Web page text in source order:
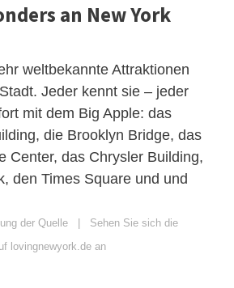
an New York
weltbekannte Attraktionen
Jeder kennt sie – jeder
mit dem Big Apple: das
die Brooklyn Bridge, das
Center, das Chrysler Building,
den Times Square und und
der Quelle | Sehen Sie sich die
lovingnewyork.de an